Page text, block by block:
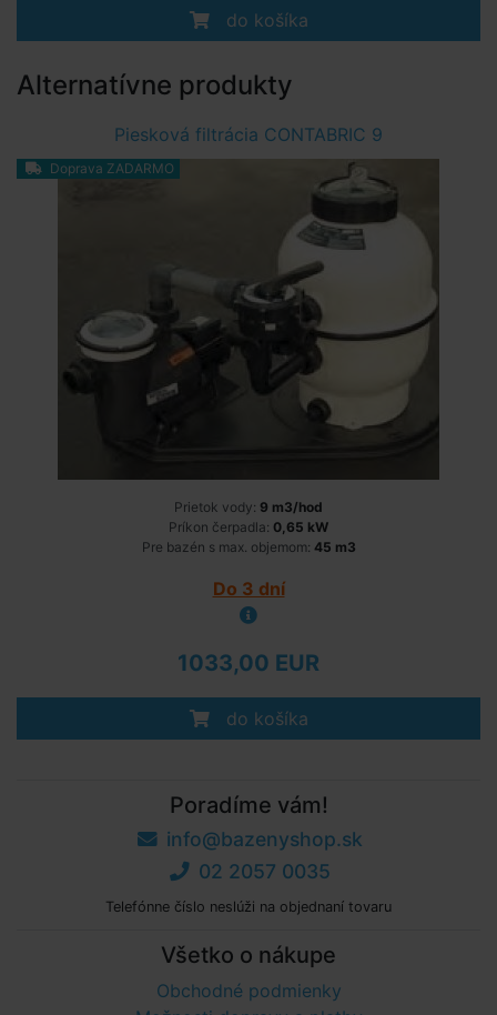
do košíka
Alternatívne produkty
Piesková filtrácia CONTABRIC 9
Doprava ZADARMO
Prietok vody: 9 m3/hod
Príkon čerpadla: 0,65 kW
Pre bazén s max. objemom: 45 m3
Do 3 dní
1033,00 EUR
do košíka
Poradíme vám!
info@bazenyshop.sk
02 2057 0035
Telefónne číslo neslúži na objednaní tovaru
Všetko o nákupe
Obchodné podmienky